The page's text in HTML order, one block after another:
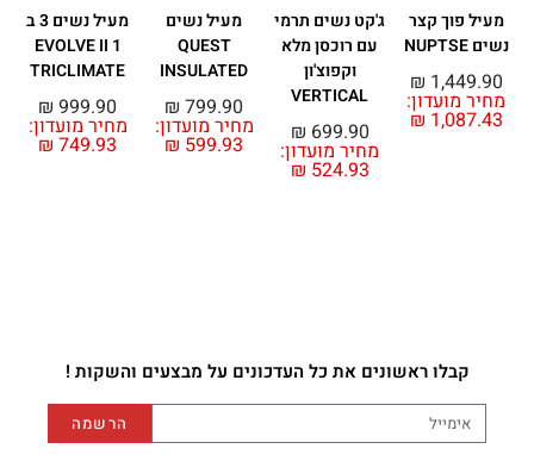
מעיל פוך קצר
נשים NUPTSE
מחיר מועדון:
₪ 1,087.43
₪ 1,449.90
ג'קט נשים תרמי
עם רוכסן מלא
וקפוצ'ון
VERTICAL
מחיר מועדון:
₪ 524.93
₪ 699.90
מעיל נשים
QUEST
INSULATED
מחיר מועדון:
₪ 599.93
₪ 799.90
מעיל נשים 3 ב
1 EVOLVE II
TRICLIMATE
מחיר מועדון:
₪ 749.93
₪ 999.90
קבלו ראשונים את כל העדכונים על מבצעים והשקות !
הרשמה